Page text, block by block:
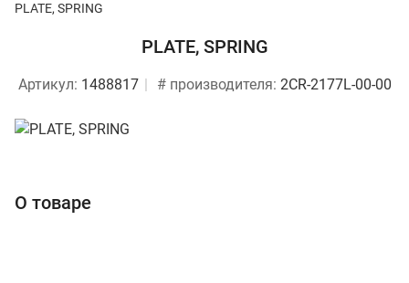
PLATE, SPRING
PLATE, SPRING
Артикул: 1488817 # производителя: 2CR-2177L-00-00
О товаре